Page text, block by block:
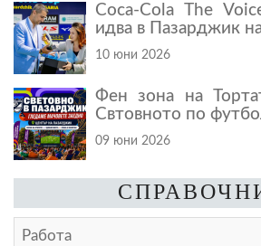
Coca-Cola The
идва в Пазарджик
10 юни 2026
Фен зона на
Свтовното по
09 юни 2026
Работа